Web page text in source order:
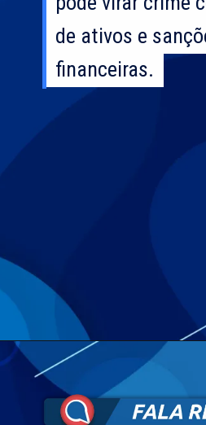
de ativos e
financeiras.
de ativos e
financeiras.